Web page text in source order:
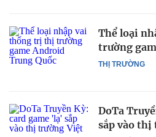
THỊ TRƯỜNG
Thể loại
trường
DoTa
sắp vào